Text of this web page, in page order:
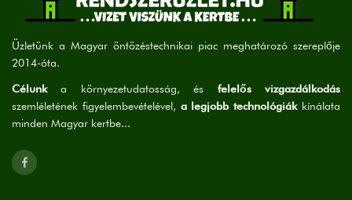
Üzletünk a Magyar öntözéstechnikai piac meghatározó szereplője
2014-óta.
Célunka környezetudatosság, és felelős vizgazdálkodás
szemléletének figyelembevételével, a legjobb technológiákkínálata
minden Magyar kertbe...